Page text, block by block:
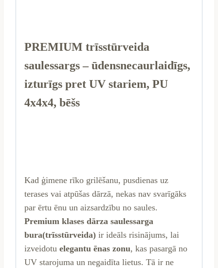
PREMIUM trīsstūrveida
saulessargs – ūdensnecaurlaidīgs,
izturīgs pret UV stariem, PU
4x4x4, bēšs
Kad ģimene rīko grilēšanu, pusdienas uz
terases vai atpūšas dārzā, nekas nav svarīgāks
par ērtu ēnu un aizsardzību no saules.
Premium klases dārza saulessarga
bura(trīsstūrveida) ir ideāls risinājums, lai
izveidotu elegantu ēnas zonu, kas pasargā no
UV starojuma un negaidīta lietus. Tā ir ne